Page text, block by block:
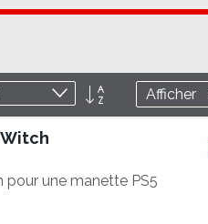
Par
ordre
Afficher
pour une manette PS5